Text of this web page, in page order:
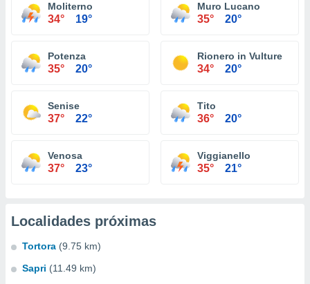
Moliterno
34° 19°
Muro Lucano
35° 20°
Potenza
35° 20°
Rionero in Vulture
34° 20°
Senise
37° 22°
Tito
36° 20°
Venosa
37° 23°
Viggianello
35° 21°
Localidades próximas
Tortora (9.75 km)
Sapri (11.49 km)